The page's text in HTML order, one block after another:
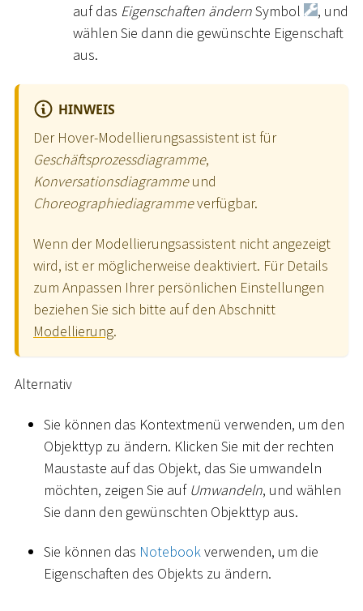
auf das Eigenschaften ändernSymbol
, und
wählen Sie dann die gewünschte Eigenschaft
aus.
HINWEIS
Der Hover-Modellierungsassistent ist für
Geschäftsprozessdiagramme,
Konversationsdiagrammeund
Choreographiediagrammeverfügbar.
Wenn der Modellierungsassistent nicht angezeigt
wird, ist er möglicherweise deaktiviert. Für Details
zum Anpassen Ihrer persönlichen Einstellungen
beziehen Sie sich bitte auf den Abschnitt
Modellierung.
Alternativ
Sie können das Kontextmenü verwenden, um den
Objekttyp zu ändern. Klicken Sie mit der rechten
Maustaste auf das Objekt, das Sie umwandeln
möchten, zeigen Sie auf Umwandeln, und wählen
Sie dann den gewünschten Objekttyp aus.
Sie können das Notebookverwenden, um die
Eigenschaften des Objekts zu ändern.